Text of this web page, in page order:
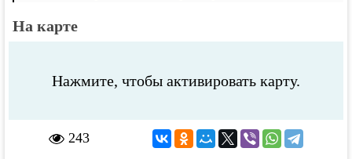
На карте
Нажмите, чтобы активировать карту.
243